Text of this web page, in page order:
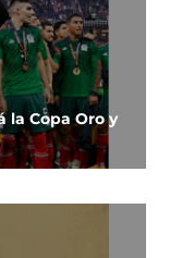
la Copa Oro y